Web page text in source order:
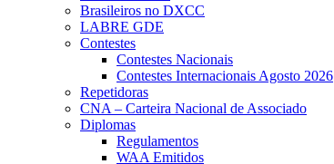
Brasileiros no DXCC
LABRE GDE
Contestes
Contestes Nacionais
Contestes Internacionais Agosto 2026
Repetidoras
CNA – Carteira Nacional de Associado
Diplomas
Regulamentos
WAA Emitidos